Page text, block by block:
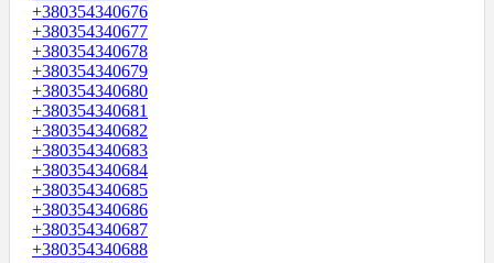
+380354340676
+380354340677
+380354340678
+380354340679
+380354340680
+380354340681
+380354340682
+380354340683
+380354340684
+380354340685
+380354340686
+380354340687
+380354340688